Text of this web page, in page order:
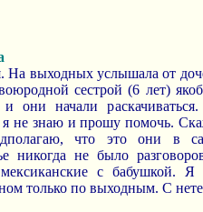
На выходных услышала от
сестрой (6 лет)
они начали
я не знаю и прошу помочь.
что это они в
никогда не было
с бабушкой.
только по выходным. С